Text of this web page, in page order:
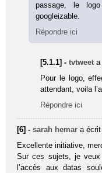
passage, le
googleizable.
Répondre ici
[5.1.1] -tvtweet a
Pour le logo,
attendant, voila
Répondre ici
[6] -sarah hemar a écrit
Excellente initiative,
Sur ces sujets, je
l’accès aux datas